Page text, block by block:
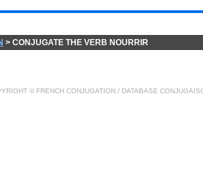
> CONJUGATE THE VERB NOURRIR
© FRENCH CONJUGATION / DATABASE